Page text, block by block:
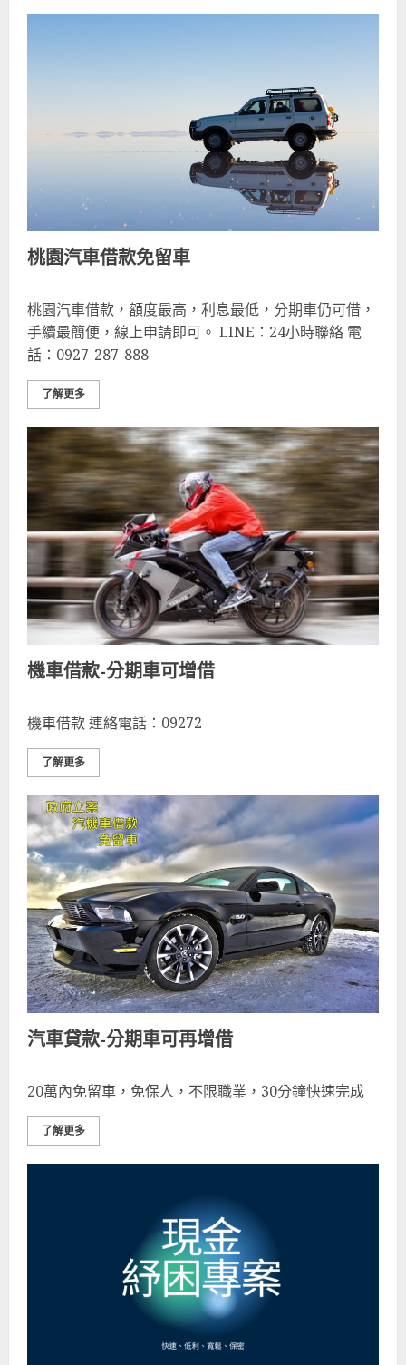
桃園汽車借款免留車
桃園汽車借款，額度最高，利息最低，分期車仍可借，
手續最簡便，線上申請即可。 LINE：24小時聯絡 電
話：0927-287-888
了解更多
機車借款-分期車可增借
機車借款 連絡電話：09272
了解更多
汽車貸款-分期車可再增借
20萬內免留車，免保人，不限職業，30分鐘快速完成
了解更多